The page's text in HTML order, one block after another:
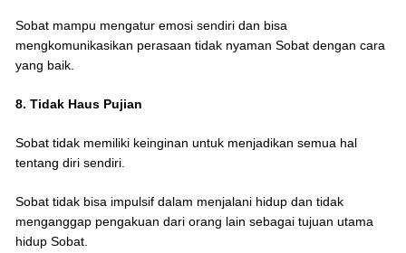
Sobat mampu mengatur emosi sendiri dan bisa
mengkomunikasikan perasaan tidak nyaman Sobat dengan cara
yang baik.
8. Tidak Haus Pujian
Sobat tidak memiliki keinginan untuk menjadikan semua hal
tentang diri sendiri.
Sobat tidak bisa impulsif dalam menjalani hidup dan tidak
menganggap pengakuan dari orang lain sebagai tujuan utama
hidup Sobat.